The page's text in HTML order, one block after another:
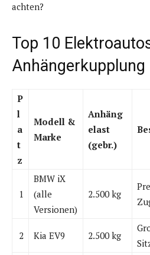
achten?
Top 10
Anhängerkupplung
P
l
a
t
z
Modell &
Marke
Anhäng
elast
(gebr.)
1
BMW iX
(alle
Versionen)
2.500 kg
2 Kia EV9 2.500 kg